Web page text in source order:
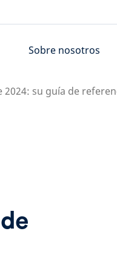
Sobre nosotros
su guía de